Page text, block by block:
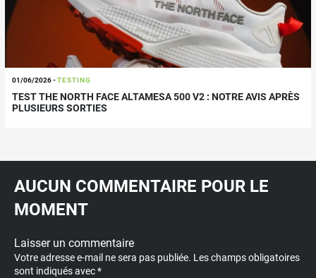
01/06/2026-TESTING
TEST THE NORTH FACE ALTAMESA 500 V2 : NOTRE AVIS APRÈS
PLUSIEURS SORTIES
AUCUN COMMENTAIRE POUR LE
MOMENT
Laisser un commentaire
Votre adresse e-mail ne sera pas publiée. Les champs obligatoires
sont indiqués avec*